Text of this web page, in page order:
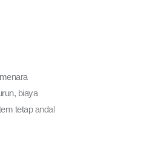
biaya
tetap andal